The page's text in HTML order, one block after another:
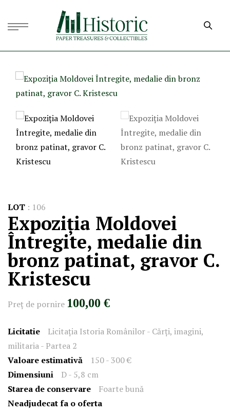
LOT : 106
Expoziția Moldovei
Întregite, medalie din
bronz patinat, gravor C.
Kristescu
Preţ de pornire 100,00 €
Licitatie
Licitația Istoria Românilor - Cărți, imagini,
militaria - Partea 2
Valoare estimativă
150 - 300 €
Dimensiuni
D - 5,8 cm
Starea de conservare
Foarte bună
Neadjudecat fa o oferta